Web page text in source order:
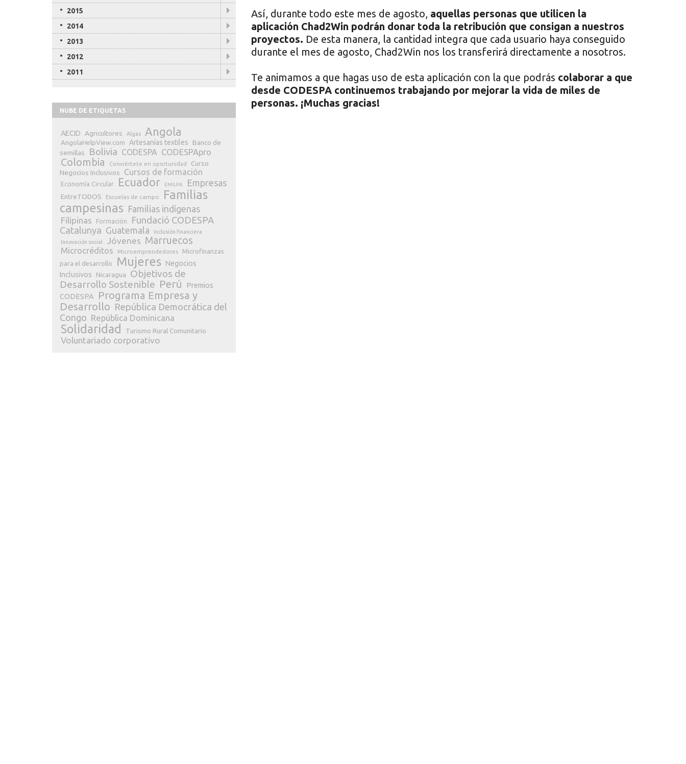
Así, durante todo este mes de agosto, aquellas personas que utilicen la
aplicación Chad2Win podrán donar toda la retribución que consigan a nuestros
proyectos. De esta manera, la cantidad integra que cada usuario haya conseguido
durante el mes de agosto, Chad2Win nos los transferirá directamente a nosotros.
Te animamos a que hagas uso de esta aplicación con la que podrás colaborar a que
desde CODESPA continuemos trabajando por mejorar la vida de miles de
personas. ¡Muchas gracias!
2015
2014
2013
2012
2011
NUBE DE ETIQUETAS
AECID Agricultores Algas Angola
AngolaHelpView.com Artesanías textiles
Banco de
semillas
Bolivia CODESPA CODESPApro
Colombia Conviértete en oportunidad
Curso
Negocios Inclusivos
Cursos de formación
Economía Circular Ecuador EMILPA Empresas
EntreTODOS Escuelas de campo
Familias
campesinas Familias indígenas
Filipinas
Formación
Fundació CODESPA
Catalunya Guatemala
Inclusión financiera
Innovación social
Jóvenes Marruecos
Microcréditos Microemprendedores
Microfinanzas
para el desarrollo
Mujeres
Negocios
Inclusivos
Nicaragua
Objetivos de
Desarrollo Sostenible Perú
Premios
CODESPA
Programa Empresa y
Desarrollo República Democrática del
Congo República Dominicana
Solidaridad Turismo Rural Comunitario
Voluntariado corporativo